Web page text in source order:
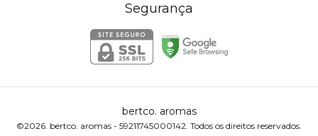
Segurança
bertco. aromas
©2026. bertco. aromas - 59211745000142. Todos os direitos reservados.